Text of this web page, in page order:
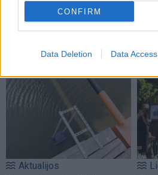
CONFIRM
Data Deletion Data Access
Mindaugas Sinkevičius
ramina visuomenę dėl
galimų Rusijos planų:
piliečiams nereikėtų
papildomai baimintis
Aktualijos